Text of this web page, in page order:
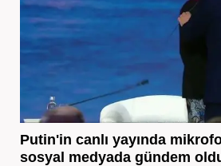
Putin'in canlı yayında
sosyal medyada gündem